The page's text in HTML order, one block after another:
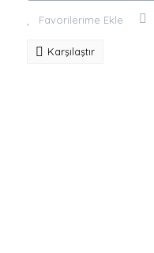
Karşılaştır